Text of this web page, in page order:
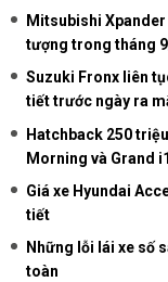
Mitsubishi
tượng trong tháng
Suzuki Fronx liên
tiết trước ngày ra
Hatchback 250
Morning và Grand
Giá xe Hyundai
tiết
Những lỗi lái xe số
toàn